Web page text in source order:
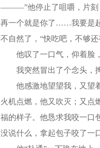
———”他停止了咀嚼，片刻
再一个就是你了……我要是
不自然了，“快吃吧，不够
他叹了一口气，仰着脸
我突然冒出了个念头，掏
他感激地望望我，又望着
火机点燃，他又吹灭；又点
福的样子。他恳求我咬一口
没说什么，拿起包子咬了一